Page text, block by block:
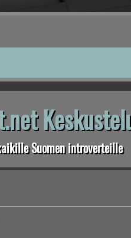
Suomen introverteille